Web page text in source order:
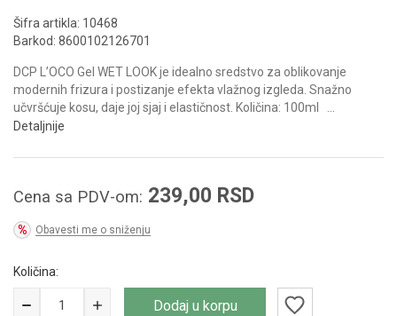
Šifra artikla: 10468
Barkod: 8600102126701
DCP L’OCO Gel WET LOOK je idealno sredstvo za oblikovanje
modernih frizura i postizanje efekta vlažnog izgleda. Snažno
učvršćuje kosu, daje joj sjaj i elastičnost. Količina: 100ml
Detaljnije
Cena sa PDV-om: 239,00 RSD
Obavesti me o sniženju
Količina:
Dodaj u korpu